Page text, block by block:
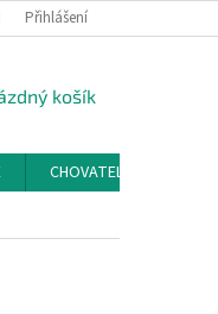
OCHRANY OSOBNÍCH ÚDAJŮ
Přihlášení
košík
CHOVATELSKÉ